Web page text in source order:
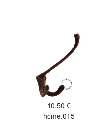
10,50 €
home.015